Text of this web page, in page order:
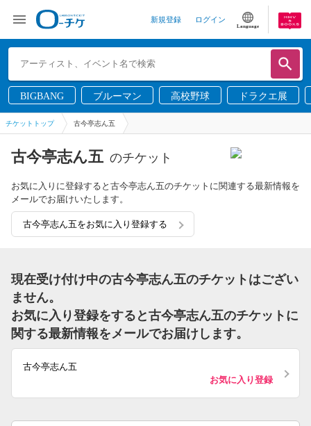
新規登録 ログイン
Language
BIGBANG ブルーマン 高校野球 ドラクエ展
チケットトップ 古今亭志ん五
古今亭志ん五 のチケット
お気に入りに登録すると古今亭志ん五のチケットに関連する最新情報を
メールでお届けいたします。
古今亭志ん五をお気に入り登録する
現在受け付け中の古今亭志ん五のチケットはござい
ません。
お気に入り登録をすると古今亭志ん五のチケットに
関する最新情報をメールでお届けします。
古今亭志ん五
お気に入り登録